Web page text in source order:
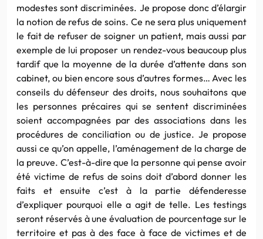
modestes sont discriminées. Je propose donc d’élargir
la notion de refus de soins. Ce ne sera plus uniquement
le fait de refuser de soigner un patient, mais aussi par
exemple de lui proposer un rendez-vous beaucoup plus
tardif que la moyenne de la durée d’attente dans son
cabinet, ou bien encore sous d’autres formes… Avec les
conseils du défenseur des droits, nous souhaitons que
les personnes précaires qui se sentent discriminées
soient accompagnées par des associations dans les
procédures de conciliation ou de justice. Je propose
aussi ce qu’on appelle, l’aménagement de la charge de
la preuve. C’est-à-dire que la personne qui pense avoir
été victime de refus de soins doit d’abord donner les
faits et ensuite c’est à la partie défenderesse
d’expliquer pourquoi elle a agit de telle. Les testings
seront réservés à une évaluation de pourcentage sur le
territoire et pas à des face à face de victimes et de